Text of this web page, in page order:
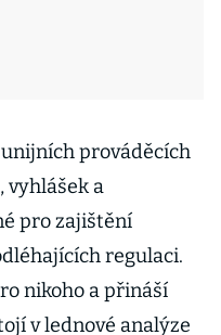
prováděcích
vyhlášek a
pro zajištění
regulaci.
nikoho a přináší
v lednové analýze